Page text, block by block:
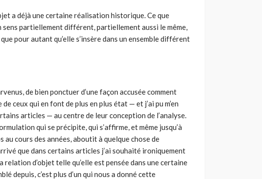
a déjà une certaine réalisation historique. Ce que
sens partiellement différent, partiellement aussi le même,
pour autant qu’elle s’insère dans un ensemble différent
de bien ponctuer d’une façon accusée comment
ceux qui en font de plus en plus état — et j’ai pu m’en
articles — au centre de leur conception de l’analyse.
qui se précipite, qui s’affirme, et même jusqu’à
au cours des années, aboutit à quelque chose de
que dans certains articles j’ai souhaité ironiquement
relation d’objet telle qu’elle est pensée dans une certaine
depuis, c’est plus d’un qui nous a donné cette